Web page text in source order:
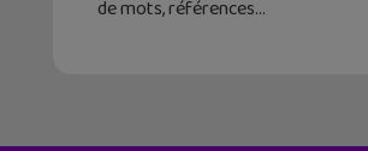
de mots, références